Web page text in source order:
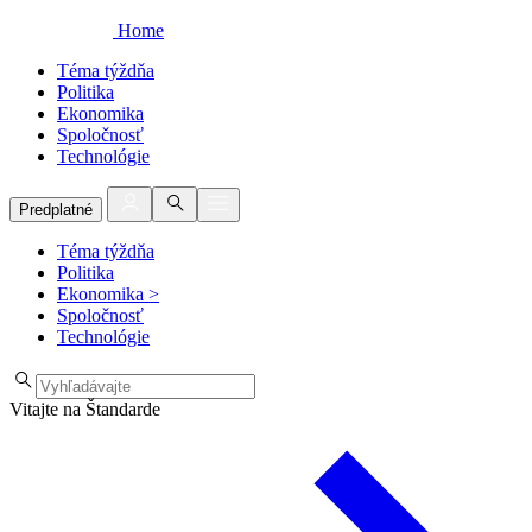
Home
Téma týždňa
Politika
Ekonomika
Spoločnosť
Technológie
Predplatné
Téma týždňa
Politika
Ekonomika >
Spoločnosť
Technológie
Vitajte na Štandarde